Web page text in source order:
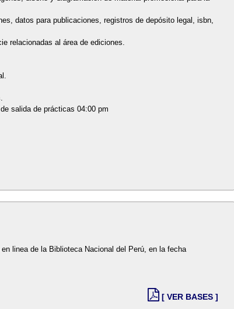
datos para publicaciones, registros de depósito legal, isbn,
relacionadas al área de ediciones.
salida de prácticas 04:00 pm
linea de la Biblioteca Nacional del Perú, en la fecha
[ VER BASES ]